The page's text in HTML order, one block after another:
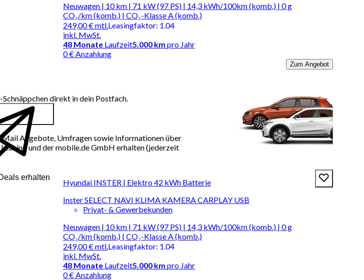
Neuwagen | 10 km | 71 kW (97 PS) | 14,3 kWh/100km (komb.) | 0 g
CO₂/km (komb.) | CO₂-Klasse A (komb.)
249,00 €mtl.
inkl. MwSt.
Leasingfaktor: 1.04
48 Monate Laufzeit5.000 km pro Jahr
0 € Anzahlung
Zum Angebot
direkt in dein Postfach.
erhalten
Mail Angebote, Umfragen sowie Informationen über
und der mobile.de GmbH erhalten (jederzeit
Hyundai INSTER | Elektro 42 kWh Batterie
Inster SELECT NAVI KLIMA KAMERA CARPLAY USB
Privat- & Gewerbekunden
Neuwagen | 10 km | 71 kW (97 PS) | 14,3 kWh/100km (komb.) | 0 g
CO₂/km (komb.) | CO₂-Klasse A (komb.)
249,00 €mtl.
inkl. MwSt.
Leasingfaktor: 1.04
48 Monate Laufzeit5.000 km pro Jahr
0 € Anzahlung